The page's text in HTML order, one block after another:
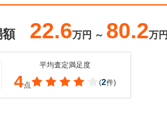
額 22.6万円 ～ 80.2万円
平均査定満足度
4点 (2件)